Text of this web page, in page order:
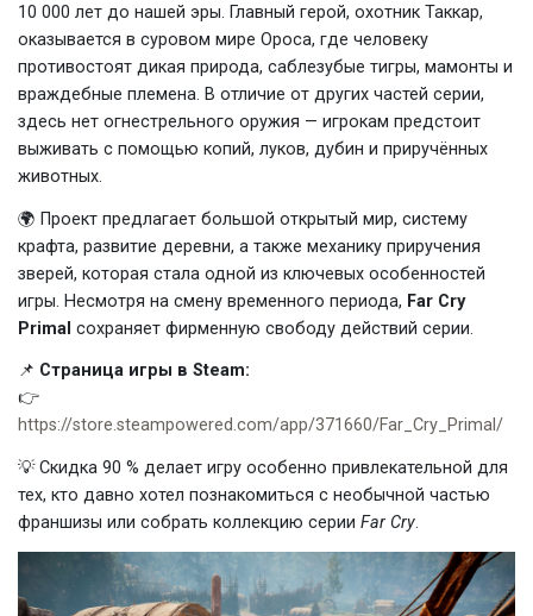
10 000 лет до нашей эры. Главный герой, охотник Таккар,
оказывается в суровом мире Ороса, где человеку
противостоят дикая природа, саблезубые тигры, мамонты и
враждебные племена. В отличие от других частей серии,
здесь нет огнестрельного оружия — игрокам предстоит
выживать с помощью копий, луков, дубин и приручённых
животных.
🌍 Проект предлагает большой открытый мир, систему
крафта, развитие деревни, а также механику приручения
зверей, которая стала одной из ключевых особенностей
игры. Несмотря на смену временного периода, Far Cry
Primal сохраняет фирменную свободу действий серии.
📌 Страница игры в Steam:
👉
https://store.steampowered.com/app/371660/Far_Cry_Primal/
💡 Скидка 90 % делает игру особенно привлекательной для
тех, кто давно хотел познакомиться с необычной частью
франшизы или собрать коллекцию серии Far Cry.